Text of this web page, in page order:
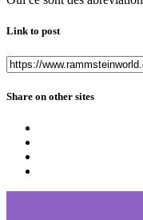
Link to post
Share on other sites